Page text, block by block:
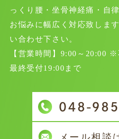
っくり腰・坐骨神経痛・自
お悩みに幅広く対応致しま
い合わせ下さい。
【営業時間】9:00～20:00
最終受付19:00まで